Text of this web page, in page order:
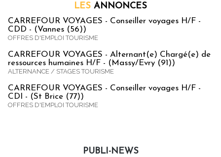
LES ANNONCES
CARREFOUR VOYAGES - Conseiller voyages H/F -
CDD - (Vannes (56))
OFFRES D'EMPLOI TOURISME
CARREFOUR VOYAGES - Alternant(e) Chargé(e) de
ressources humaines H/F - (Massy/Evry (91))
ALTERNANCE / STAGES TOURISME
CARREFOUR VOYAGES - Conseiller voyages H/F -
CDI - (St Brice (77))
OFFRES D'EMPLOI TOURISME
PUBLI-NEWS